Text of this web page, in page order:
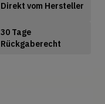
Direkt vom Hersteller
30 Tage
Rückgaberecht